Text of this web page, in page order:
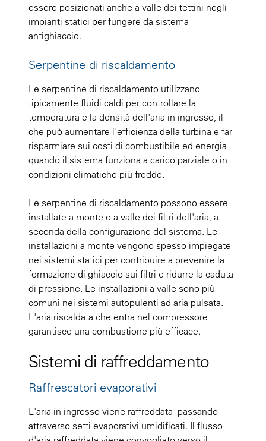
essere posizionati anche a valle dei tettini negli
impianti statici per fungere da sistema
antighiaccio.
Serpentine di riscaldamento
Le serpentine di riscaldamento utilizzano
tipicamente fluidi caldi per controllare la
temperatura e la densità dell'aria in ingresso, il
che può aumentare l'efficienza della turbina e far
risparmiare sui costi di combustibile ed energia
quando il sistema funziona a carico parziale o in
condizioni climatiche più fredde.
Le serpentine di riscaldamento possono essere
installate a monte o a valle dei filtri dell'aria, a
seconda della configurazione del sistema. Le
installazioni a monte vengono spesso impiegate
nei sistemi statici per contribuire a prevenire la
formazione di ghiaccio sui filtri e ridurre la caduta
di pressione. Le installazioni a valle sono più
comuni nei sistemi autopulenti ad aria pulsata.
L'aria riscaldata che entra nel compressore
garantisce una combustione più efficace.
Sistemi di raffreddamento
Raffrescatori evaporativi
L'aria in ingresso viene raffreddata passando
attraverso setti evaporativi umidificati. Il flusso